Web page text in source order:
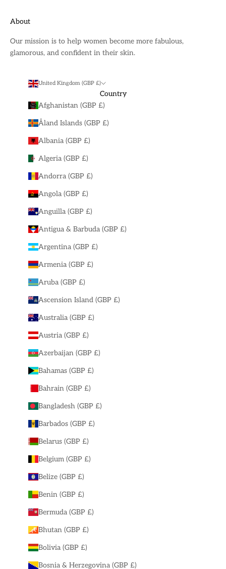
About
Our mission is to help women become more fabulous,
glamorous, and confident in their skin.
United Kingdom (GBP £)
Country
Afghanistan (GBP £)
Åland Islands (GBP £)
Albania (GBP £)
Algeria (GBP £)
Andorra (GBP £)
Angola (GBP £)
Anguilla (GBP £)
Antigua & Barbuda (GBP £)
Argentina (GBP £)
Armenia (GBP £)
Aruba (GBP £)
Ascension Island (GBP £)
Australia (GBP £)
Austria (GBP £)
Azerbaijan (GBP £)
Bahamas (GBP £)
Bahrain (GBP £)
Bangladesh (GBP £)
Barbados (GBP £)
Belarus (GBP £)
Belgium (GBP £)
Belize (GBP £)
Benin (GBP £)
Bermuda (GBP £)
Bhutan (GBP £)
Bolivia (GBP £)
Bosnia & Herzegovina (GBP £)